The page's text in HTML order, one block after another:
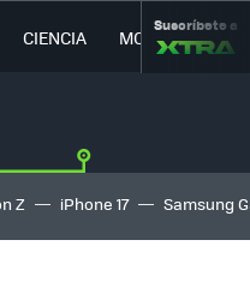
CIENCIA MOVILIDAD
Suscríbete a
Z iPhone 17 Samsung